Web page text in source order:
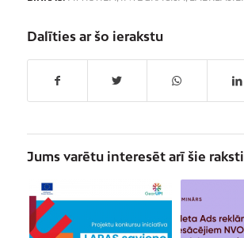
Dalīties ar šo ierakstu
Jums varētu interesēt arī šie raksti